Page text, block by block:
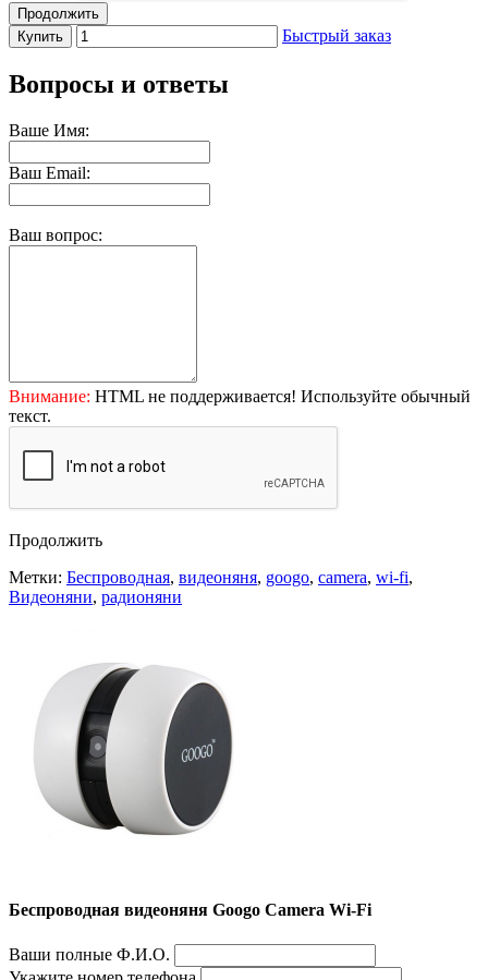
Продолжить
Купить
Быстрый заказ
Вопросы и ответы
Ваше Имя:
Ваш Email:
Ваш вопрос:
Внимание: HTML не поддерживается! Используйте обычный
текст.
Продолжить
Метки: Беспроводная, видеоняня, googo, camera, wi-fi,
Видеоняни, радионяни
Беспроводная видеоняня Googo Camera Wi-Fi
Ваши полные Ф.И.О.